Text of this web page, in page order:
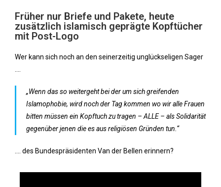
Früher nur Briefe und Pakete, heute
zusätzlich islamisch geprägte Kopftücher
mit Post-Logo
Wer kann sich noch an den seinerzeitig unglückseligen Sager
„Wenn das so weitergeht bei der um sich greifenden
Islamophobie, wird noch der Tag kommen wo wir alle Frauen
bitten müssen ein Kopftuch zu tragen – ALLE – als Solidarität
gegenüber jenen die es aus religiösen Gründen tun.“
…. des Bundespräsidenten Van der Bellen erinnern?